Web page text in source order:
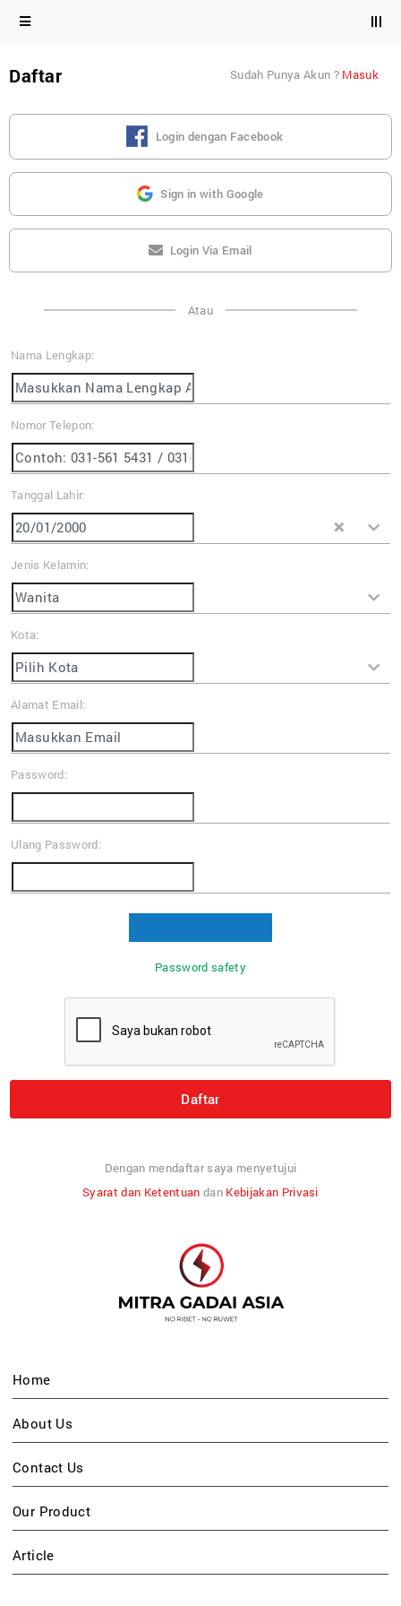
Daftar Sudah Punya Akun ? Masuk
Login dengan Facebook
Sign in with Google
Login Via Email
Atau
Nama Lengkap:
Nomor Telepon:
Tanggal Lahir:
Jenis Kelamin:
Kota:
Alamat Email:
Password:
Ulang Password:
Password safety
Daftar
Dengan mendaftar saya menyetujui
Syarat dan Ketentuan dan Kebijakan Privasi
Home
About Us
Contact Us
Our Product
Article